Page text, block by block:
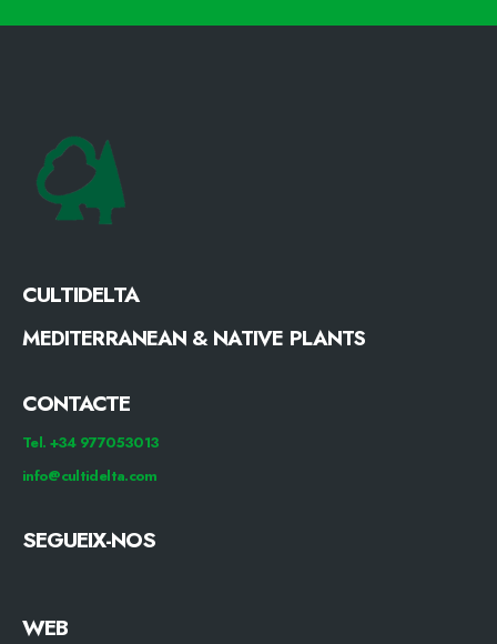
CULTIDELTA
MEDITERRANEAN & NATIVE PLANTS
CONTACTE
Tel. +34 977053013
info@cultidelta.com
SEGUEIX-NOS
WEB